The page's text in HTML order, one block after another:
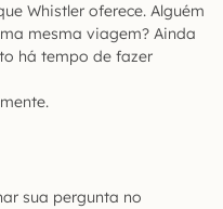
Whistler oferece. Alguém
mesma viagem? Ainda
há tempo de fazer
sua pergunta no